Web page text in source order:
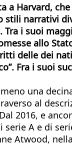
a Harvard,
narrativi
i suoi
allo
delle dei
Fra i suoi
una
al
2016, e
A e di
Atwood,